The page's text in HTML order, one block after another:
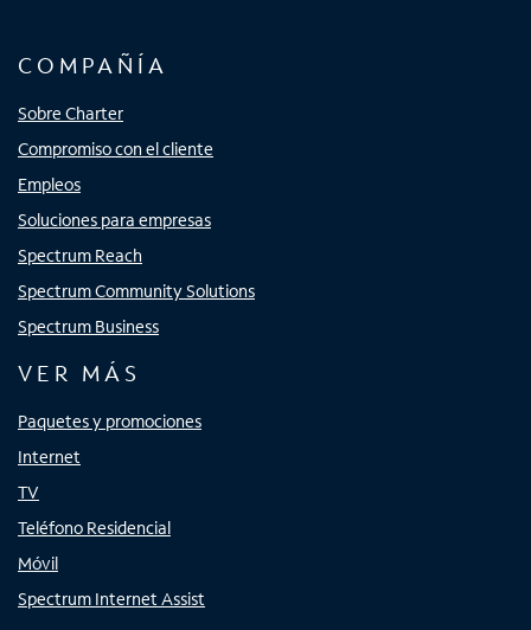
COMPAÑÍA
Sobre Charter
Compromiso con el cliente
Empleos
Soluciones para empresas
Spectrum Reach
Spectrum Community Solutions
Spectrum Business
VER MÁS
Paquetes y promociones
Internet
TV
Teléfono Residencial
Móvil
Spectrum Internet Assist